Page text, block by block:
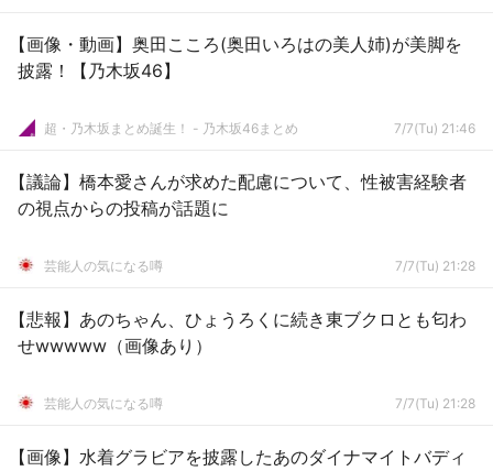
【画像・動画】奥田こころ(奥田いろはの美人姉)が美脚を
披露！【乃木坂46】
超・乃木坂まとめ誕生！ - 乃木坂46まとめ 7/7(Tu) 21:46
【議論】橋本愛さんが求めた配慮について、性被害経験者
の視点からの投稿が話題に
芸能人の気になる噂 7/7(Tu) 21:28
【悲報】あのちゃん、ひょうろくに続き東ブクロとも匂わ
せwwwww（画像あり）
芸能人の気になる噂 7/7(Tu) 21:28
【画像】水着グラビアを披露したあのダイナマイトバディ